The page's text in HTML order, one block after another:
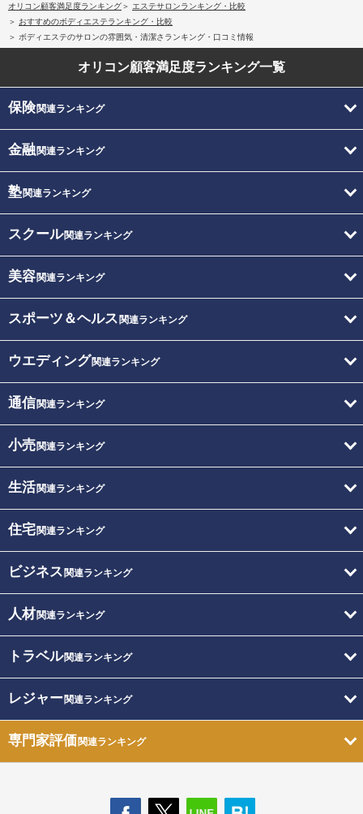
オリコン顧客満足度ランキング
エステサロンランキング・比較
おすすめのボディエステランキング・比較
ボディエステのサロンの雰囲気・清潔さランキング・口コミ情報
オリコン顧客満足度ランキング一覧
保険関連ランキング
金融関連ランキング
塾関連ランキング
スクール関連ランキング
美容関連ランキング
スポーツ＆ヘルス 関連ランキング
ウエディング関連ランキング
通信関連ランキング
小売関連ランキング
生活関連ランキング
住宅関連ランキング
ビジネス 関連ランキング
人材関連ランキング
トラベル関連ランキング
レジャー関連ランキング
専門家評価関連ランキング